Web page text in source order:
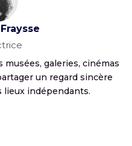
galeries, cinémas
un regard sincère
indépendants.